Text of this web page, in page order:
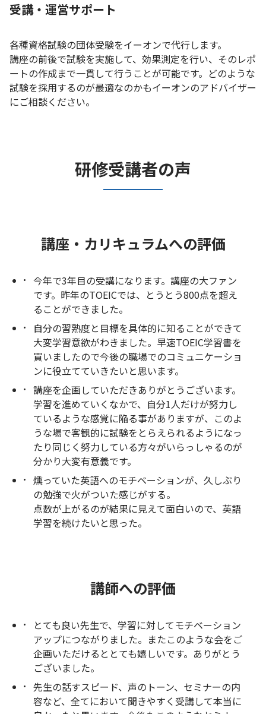
受講・運営サポート
各種資格試験の団体受験をイーオンで代行します。
講座の前後で試験を実施して、効果測定を行い、そのレポ
ートの作成まで一貫して行うことが可能です。どのような
試験を採用するのが最適なのかもイーオンのアドバイザー
にご相談ください。
研修受講者の声
講座・カリキュラムへの評価
今年で3年目の受講になります。講座の大ファン
です。昨年のTOEICでは、とうとう800点を超え
ることができました。
自分の習熟度と目標を具体的に知ることができて
大変学習意欲がわきました。早速TOEIC学習書を
買いましたので今後の職場でのコミュニケーショ
ンに役立てていきたいと思います。
講座を企画していただきありがとうございます。
学習を進めていくなかで、自分1人だけが努力し
ているような感覚に陥る事がありますが、このよ
うな場で客観的に試験をとらえられるようになっ
たり同じく努力している方々がいらっしゃるのが
分かり大変有意義です。
燻っていた英語へのモチベーションが、久しぶり
の勉強で火がついた感じがする。
点数が上がるのが結果に見えて面白いので、英語
学習を続けたいと思った。
講師への評価
とても良い先生で、学習に対してモチベーション
アップにつながりました。またこのような会をご
企画いただけるととても嬉しいです。ありがとう
ございました。
先生の話すスピード、声のトーン、セミナーの内
容など、全てにおいて聞きやすく受講して本当に